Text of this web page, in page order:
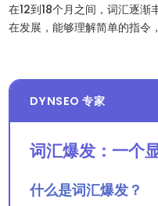
在12到18个月之间，词汇逐
在发展，能够理解简单的指令
DYNSEO 专家
词汇爆发：一个
什么是词汇爆发？